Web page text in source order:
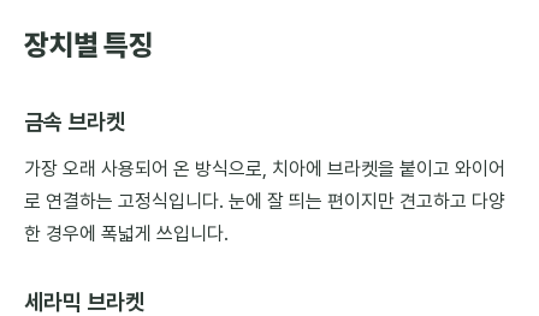
장치별 특징
금속 브라켓
가장 오래 사용되어 온 방식으로, 치아에 브라켓을 붙이고 와이어
로 연결하는 고정식입니다. 눈에 잘 띄는 편이지만 견고하고 다양
한 경우에 폭넓게 쓰입니다.
세라믹 브라켓